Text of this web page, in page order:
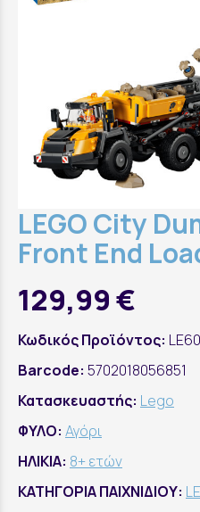
LEGO City
Front End
129,99 €
Κωδικός Προϊόντος:
Barcode: 5702018056851
Κατασκευαστής: Lego
ΦΥΛΟ: Αγόρι
ΗΛΙΚΙΑ: 8+ ετών
ΚΑΤΗΓΟΡΙΑ ΠΑΙΧΝΙΔΙΟΥ: